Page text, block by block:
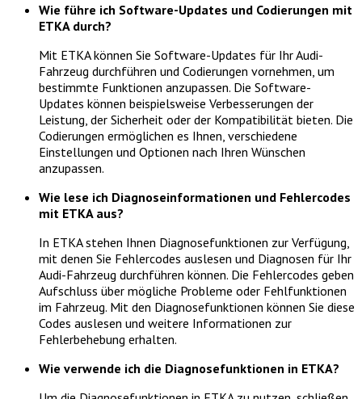
Wie führe ich Software-Updates und Codierungen mit
ETKA durch?
Mit ETKA können Sie Software-Updates für Ihr Audi-
Fahrzeug durchführen und Codierungen vornehmen, um
bestimmte Funktionen anzupassen. Die Software-
Updates können beispielsweise Verbesserungen der
Leistung, der Sicherheit oder der Kompatibilität bieten. Die
Codierungen ermöglichen es Ihnen, verschiedene
Einstellungen und Optionen nach Ihren Wünschen
anzupassen.
Wie lese ich Diagnoseinformationen und Fehlercodes
mit ETKA aus?
In ETKA stehen Ihnen Diagnosefunktionen zur Verfügung,
mit denen Sie Fehlercodes auslesen und Diagnosen für Ihr
Audi-Fahrzeug durchführen können. Die Fehlercodes geben
Aufschluss über mögliche Probleme oder Fehlfunktionen
im Fahrzeug. Mit den Diagnosefunktionen können Sie diese
Codes auslesen und weitere Informationen zur
Fehlerbehebung erhalten.
Wie verwende ich die Diagnosefunktionen in ETKA?